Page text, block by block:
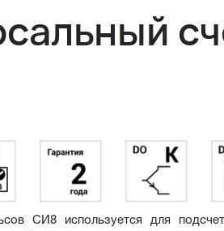
СИ8 используется для